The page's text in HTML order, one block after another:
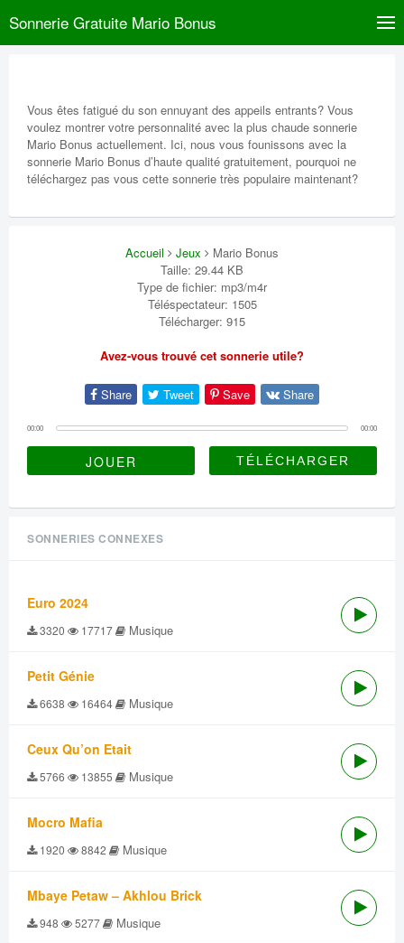
Sonnerie Gratuite Mario Bonus
Vous êtes fatigué du son ennuyant des appeils entrants? Vous
voulez montrer votre personnalité avec la plus chaude sonnerie
Mario Bonus actuellement. Ici, nous vous founissons avec la
sonnerie Mario Bonus d’haute qualité gratuitement, pourquoi ne
téléchargez pas vous cette sonnerie très populaire maintenant?
Accueil Jeux
Mario Bonus
Taille: 29.44 KB
Type de fichier: mp3/m4r
Téléspectateur: 1505
Télécharger: 915
Avez-vous trouvé cet sonnerie utile?
Share Tweet Save Share
00:00 00:00
JOUER
SONNERIES CONNEXES
Euro 2024
3320 17717 Musique
Petit Génie
6638 16464 Musique
Ceux Qu’on Etait
5766 13855 Musique
Mocro Mafia
1920 8842 Musique
Mbaye Petaw – Akhlou Brick
948 5277 Musique